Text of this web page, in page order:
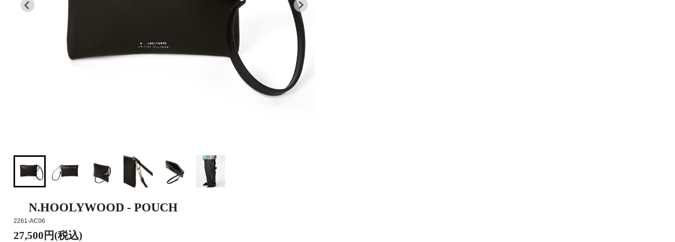
N.HOOLYWOOD - POUCH
2261-AC06
27,500円(税込)